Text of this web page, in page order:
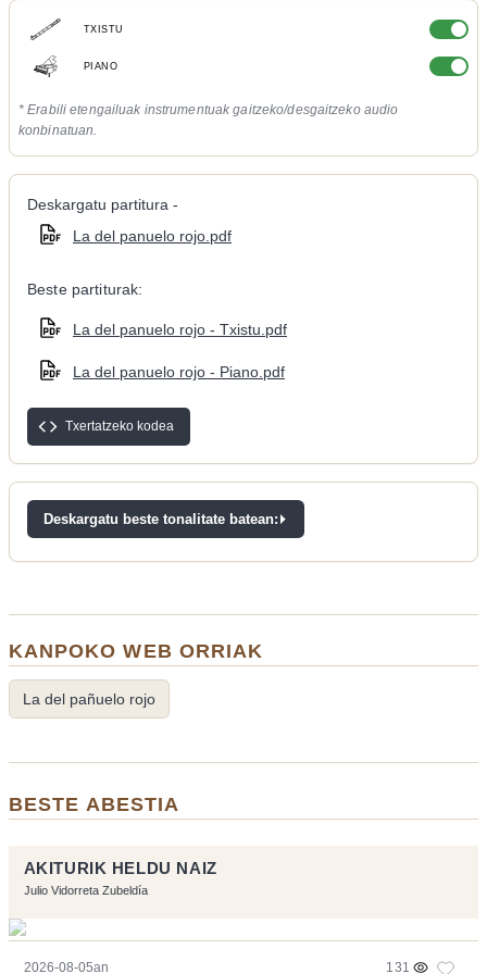
TXISTU
PIANO
* Erabili etengailuak instrumentuak gaitzeko/desgaitzeko audio
konbinatuan.
Deskargatu partitura -
La del panuelo rojo.pdf
Beste partiturak:
La del panuelo rojo - Txistu.pdf
La del panuelo rojo - Piano.pdf
Txertatzeko kodea
Deskargatu beste tonalitate batean:
KANPOKO WEB ORRIAK
La del pañuelo rojo
BESTE ABESTIA
AKITURIK HELDU NAIZ
Julio Vidorreta Zubeldía
2026-08-05an 131